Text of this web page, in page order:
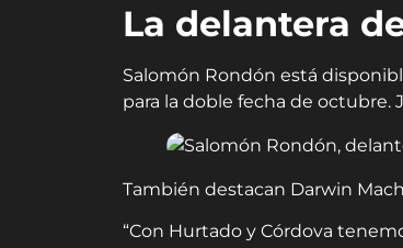
La delantera
Salomón Rondón está
para la doble fecha de octubre.
También destacan Darwin
“Con Hurtado y Córdova